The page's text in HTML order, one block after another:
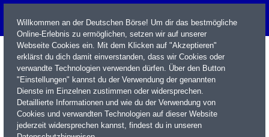
Name / WKN / ISIN / Kürzel
Willkommen an der Deutschen Börse! Um dir das bestmögliche
Online-Erlebnis zu ermöglichen, setzen wir auf unserer
Webseite Cookies ein. Mit dem Klicken auf "Akzeptieren"
erklärst du dich damit einverstanden, dass wir Cookies oder
verwandte Technologien verwenden dürfen. Über den Button
"Einstellungen" kannst du der Verwendung der genannten
Dienste im Einzelnen zustimmen oder widersprechen.
Detaillierte Informationen und wie du der Verwendung von
Cookies und verwandten Technologien auf dieser Website
jederzeit widersprechen kannst, findest du in unseren